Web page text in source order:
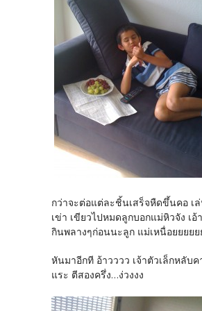
กว่าจะต่อแต่ละชิ้นเสร็จหืดขึ้นคอ เล่
เข่า เขียวไปหมดลูกบอกแม่หิวจัง เอ้
กินพลางๆก่อนนะลูก แม่เหนื่อยยยยย
หันมาอีกที อ้าวววว เจ้าตัวเล็กหลับ
แระ ตีสองครึ่ง...ง่วงงง